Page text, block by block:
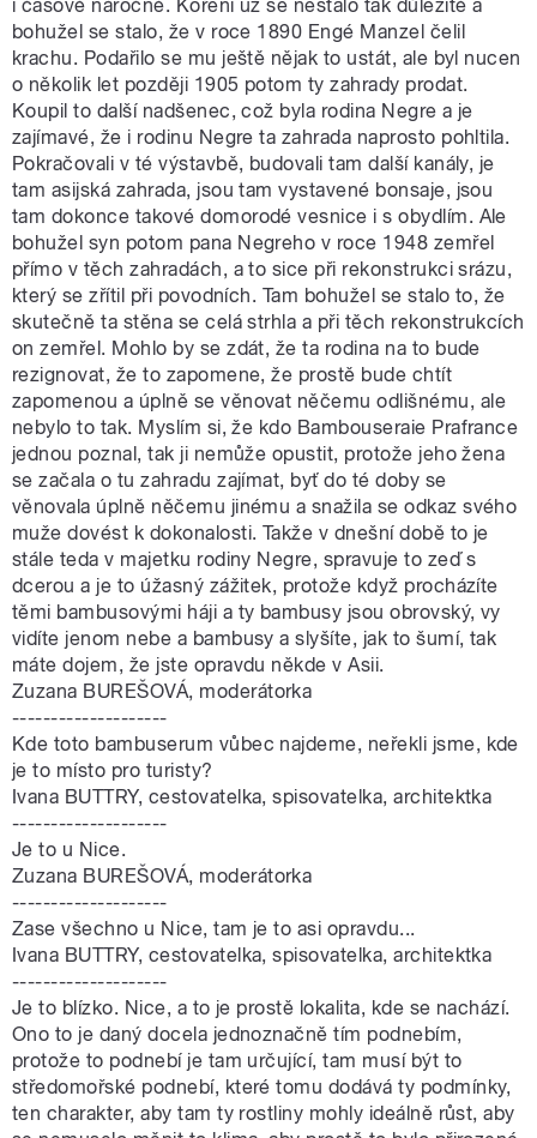
i časově náročné. Koření už se nestalo tak důležité a
bohužel se stalo, že v roce 1890 Engé Manzel čelil
krachu. Podařilo se mu ještě nějak to ustát, ale byl nucen
o několik let později 1905 potom ty zahrady prodat.
Koupil to další nadšenec, což byla rodina Negre a je
zajímavé, že i rodinu Negre ta zahrada naprosto pohltila.
Pokračovali v té výstavbě, budovali tam další kanály, je
tam asijská zahrada, jsou tam vystavené bonsaje, jsou
tam dokonce takové domorodé vesnice i s obydlím. Ale
bohužel syn potom pana Negreho v roce 1948 zemřel
přímo v těch zahradách, a to sice při rekonstrukci srázu,
který se zřítil při povodních. Tam bohužel se stalo to, že
skutečně ta stěna se celá strhla a při těch rekonstrukcích
on zemřel. Mohlo by se zdát, že ta rodina na to bude
rezignovat, že to zapomene, že prostě bude chtít
zapomenou a úplně se věnovat něčemu odlišnému, ale
nebylo to tak. Myslím si, že kdo Bambouseraie Prafrance
jednou poznal, tak ji nemůže opustit, protože jeho žena
se začala o tu zahradu zajímat, byť do té doby se
věnovala úplně něčemu jinému a snažila se odkaz svého
muže dovést k dokonalosti. Takže v dnešní době to je
stále teda v majetku rodiny Negre, spravuje to zeď s
dcerou a je to úžasný zážitek, protože když procházíte
těmi bambusovými háji a ty bambusy jsou obrovský, vy
vidíte jenom nebe a bambusy a slyšíte, jak to šumí, tak
máte dojem, že jste opravdu někde v Asii.
Zuzana BUREŠOVÁ, moderátorka
--------------------
Kde toto bambuserum vůbec najdeme, neřekli jsme, kde
je to místo pro turisty?
Ivana BUTTRY, cestovatelka, spisovatelka, architektka
--------------------
Je to u Nice.
Zuzana BUREŠOVÁ, moderátorka
--------------------
Zase všechno u Nice, tam je to asi opravdu...
Ivana BUTTRY, cestovatelka, spisovatelka, architektka
--------------------
Je to blízko. Nice, a to je prostě lokalita, kde se nachází.
Ono to je daný docela jednoznačně tím podnebím,
protože to podnebí je tam určující, tam musí být to
středomořské podnebí, které tomu dodává ty podmínky,
ten charakter, aby tam ty rostliny mohly ideálně růst, aby